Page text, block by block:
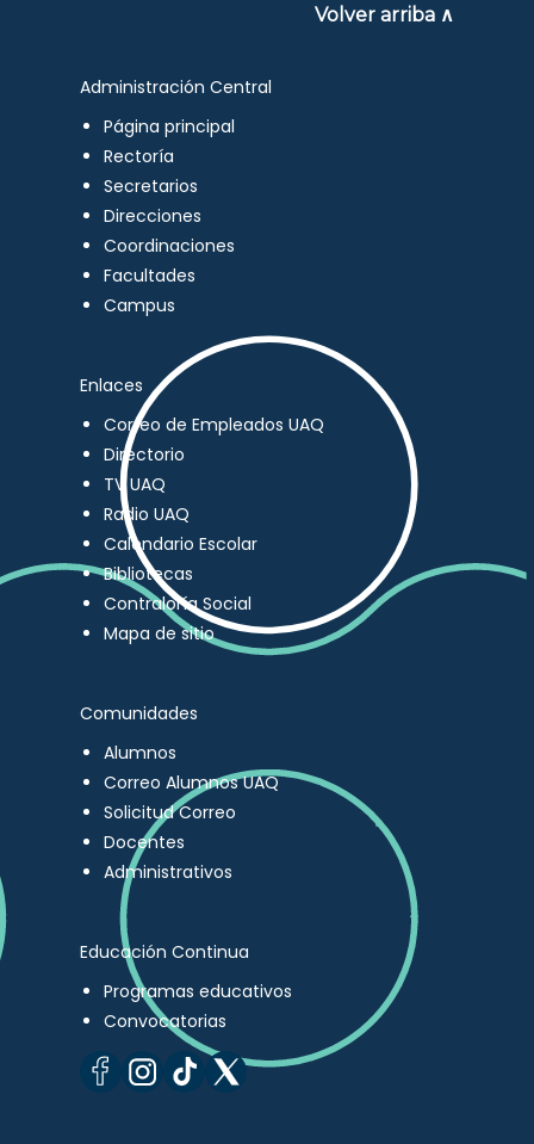
Volver arriba ∧
Administración Central
Página principal
Rectoría
Secretarios
Direcciones
Coordinaciones
Facultades
Campus
Enlaces
Correo de Empleados UAQ
Directorio
TV UAQ
Radio UAQ
Calendario Escolar
Bibliotecas
Contraloría Social
Mapa de sitio
Comunidades
Alumnos
Correo Alumnos UAQ
Solicitud Correo
Docentes
Administrativos
Educación Continua
Programas educativos
Convocatorias